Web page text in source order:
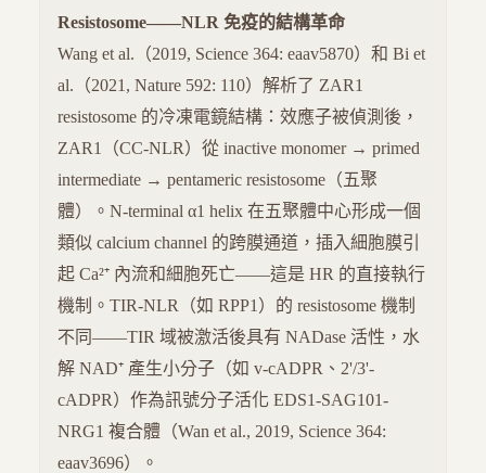
Resistosome——NLR 免疫的結構革命
Wang et al.（2019, Science 364: eaav5870）和 Bi et
al.（2021, Nature 592: 110）解析了 ZAR1
resistosome 的冷凍電鏡結構：效應子被偵測後，
ZAR1（CC-NLR）從 inactive monomer → primed
intermediate → pentameric resistosome（五聚
體）。N-terminal α1 helix 在五聚體中心形成一個
類似 calcium channel 的跨膜通道，插入細胞膜引
起 Ca²⁺ 內流和細胞死亡——這是 HR 的直接執行
機制。TIR-NLR（如 RPP1）的 resistosome 機制
不同——TIR 域被激活後具有 NADase 活性，水
解 NAD⁺ 產生小分子（如 v-cADPR、2'/3'-
cADPR）作為訊號分子活化 EDS1-SAG101-
NRG1 複合體（Wan et al., 2019, Science 364:
eaav3696）。